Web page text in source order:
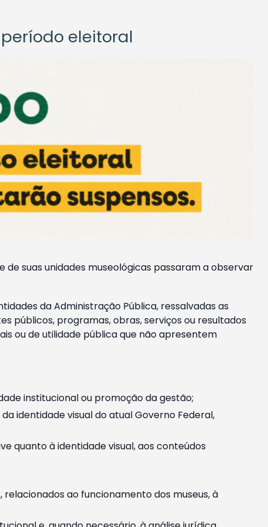
eleitoral
de suas unidades museológicas passaram a observar
da Administração Pública, ressalvadas as
públicos, programas, obras, serviços ou resultados
ou de utilidade pública que não apresentem
institucional ou promoção da gestão;
identidade visual do atual Governo Federal,
quanto à identidade visual, aos conteúdos
ao funcionamento dos museus, à